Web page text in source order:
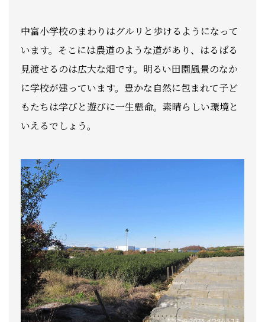
中富小学校のまわりはグルリと歩けるようになって
います。そこには農道のような道があり、はるばる
見渡せるのは広大な畑です。明るい田園風景のなか
に学校が建っています。豊かな自然に包まれて子ど
もたちは学びと遊びに一生懸命。素晴らしい環境と
いえるでしょう。